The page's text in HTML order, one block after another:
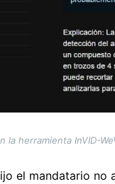
la herramienta InVID-
el mandatario